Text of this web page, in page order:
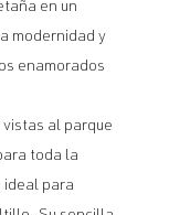
en un
modernidad y
enamorados
al parque
toda la
ideal para